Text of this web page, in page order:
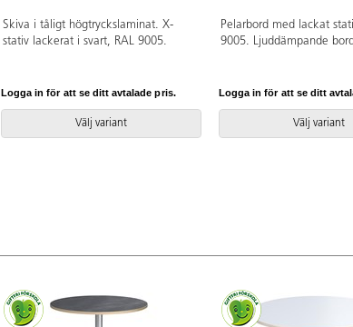
Skiva i tåligt högtryckslaminat. X-
stativ lackerat i svart, RAL 9005.
Logga in för att se ditt avtalade pris.
Välj variant
Pelarbord med lackat
9005. Ljuddämpande
15372:2016 som uppfyller
stabiltet, hållbarhet och
Logga in för att se ditt
Välj variant